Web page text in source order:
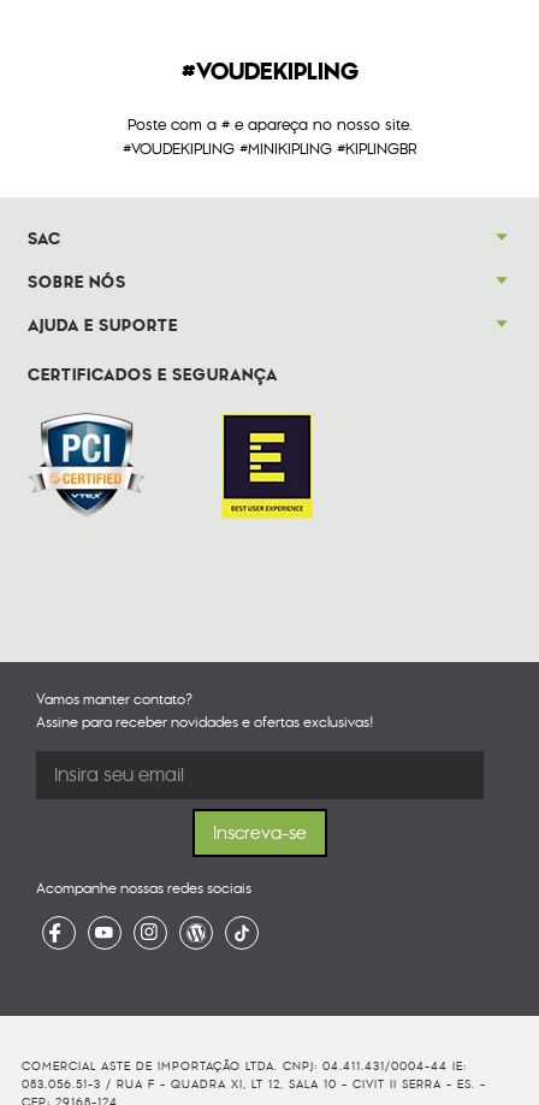
#VOUDEKIPLING
Poste com a # e apareça no nosso site.
#VOUDEKIPLING #MINIKIPLING #KIPLINGBR
SAC
SOBRE NÓS
AJUDA E SUPORTE
CERTIFICADOS E SEGURANÇA
Vamos manter contato?
Assine para receber novidades e ofertas exclusivas!
Acompanhe nossas redes sociais
COMERCIAL ASTE DE IMPORTAÇÃO LTDA. CNPJ: 04.411.431/0004-44 IE:
083.056.51-3 / RUA F - QUADRA XI, LT 12, SALA 10 - CIVIT II SERRA - ES. -